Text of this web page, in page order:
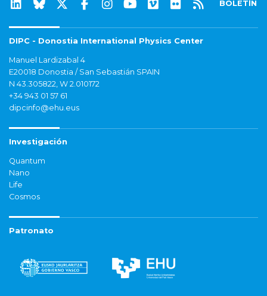
BOLETÍN
DIPC - Donostia International Physics Center
Manuel Lardizabal 4
E20018 Donostia / San Sebastián SPAIN
N 43.305822, W 2.010172
+34 943 01 57 61
dipcinfo@ehu.eus
Investigación
Quantum
Nano
Life
Cosmos
Patronato